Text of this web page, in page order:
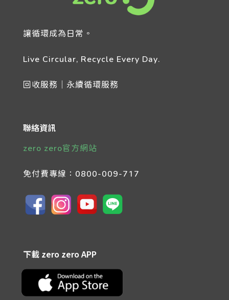
讓循環成為日常。
Live Circular, Recycle Every Day.
回收服務｜永續循環服務
聯絡資訊
zero zero官方網站
免付費專線： 0800-009-717
下載 zero zero APP